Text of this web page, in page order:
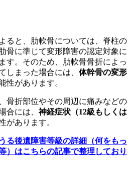
ると、肋軟骨については、脊柱の
骨に準じて変形障害の認定対象に
す。そのため、肋軟骨骨折によっ
しまった場合には、 体幹骨の変形
性があります。
骨折部位やその周辺に痛みなどの
合には、神経症状（12級もしくは
があります。
る後遺障害等級の詳細（何をもっ
）はこちらの記事で整理しており